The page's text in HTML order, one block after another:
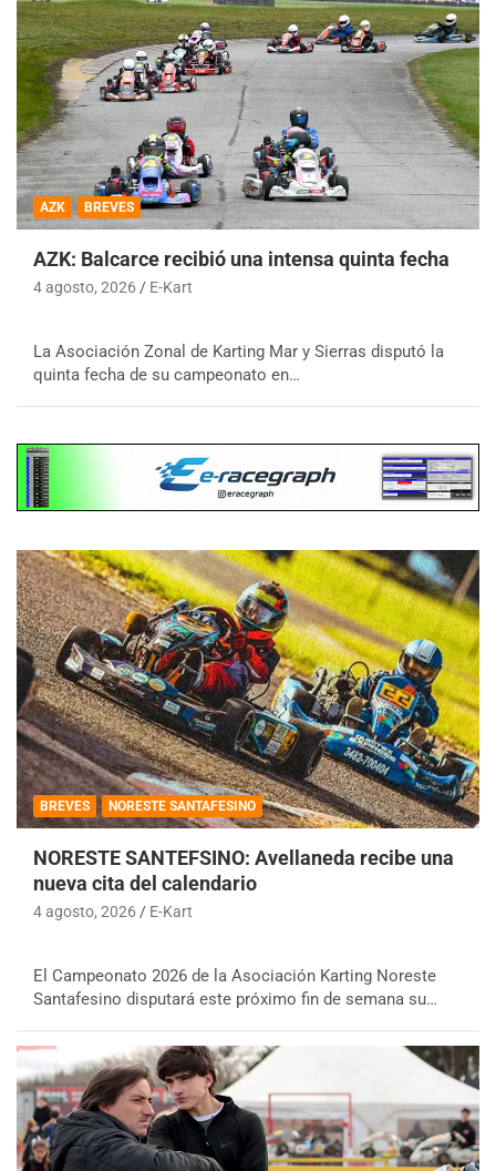
AZK BREVES
AZK: Balcarce recibió una intensa quinta fecha
4 agosto, 2026 E-Kart
La Asociación Zonal de Karting Mar y Sierras disputó la
quinta fecha de su campeonato en…
BREVES NORESTE SANTAFESINO
NORESTE SANTEFSINO: Avellaneda recibe una
nueva cita del calendario
4 agosto, 2026 E-Kart
El Campeonato 2026 de la Asociación Karting Noreste
Santafesino disputará este próximo fin de semana su…